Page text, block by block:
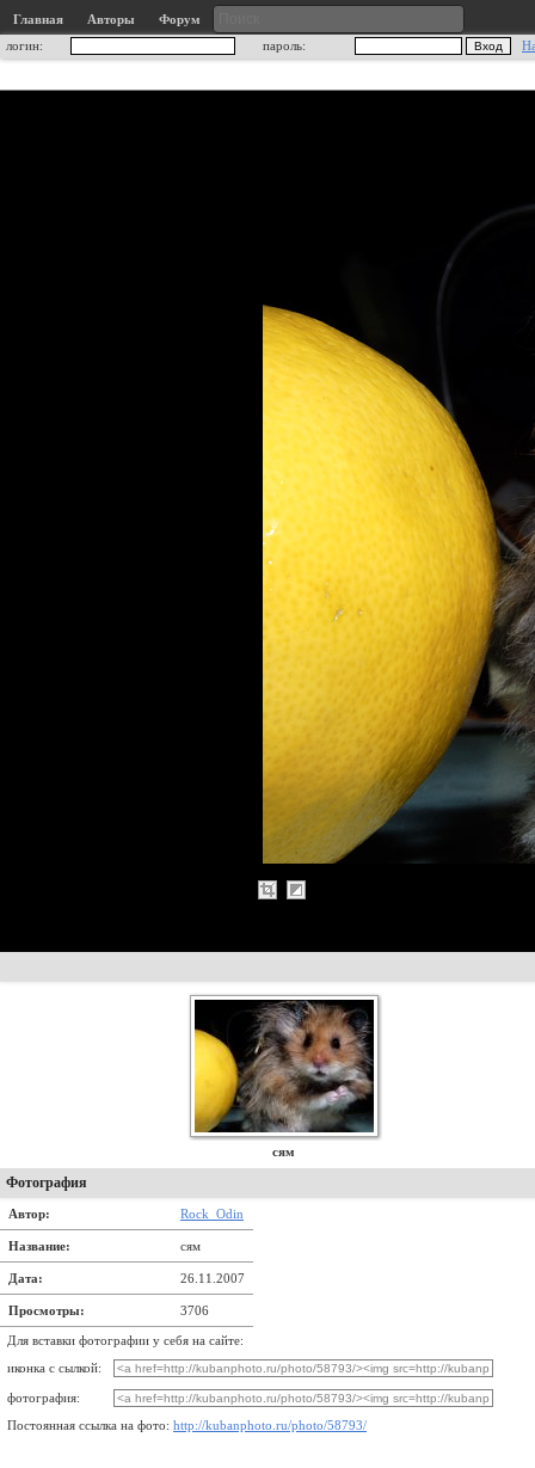
Главная Авторы
Форум
логин:
пароль:
сям
Фотография
Автор: Rock_Odin
Название: сям
Дата: 26.11.2007
Просмотры: 3706
Для вставки фотографии у себя на сайте:
иконка с сылкой:
фотография:
Постоянная ссылка на фото: http://kubanphoto.ru/photo/58793/